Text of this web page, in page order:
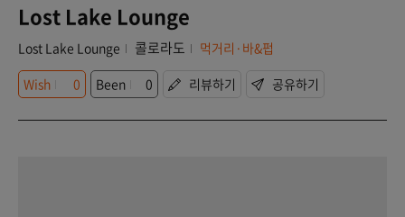
Lost Lake Lounge
Lost Lake Lounge 콜로라도
먹거리·바&펍
Wish
0 Been 0 리뷰하기 공유하기